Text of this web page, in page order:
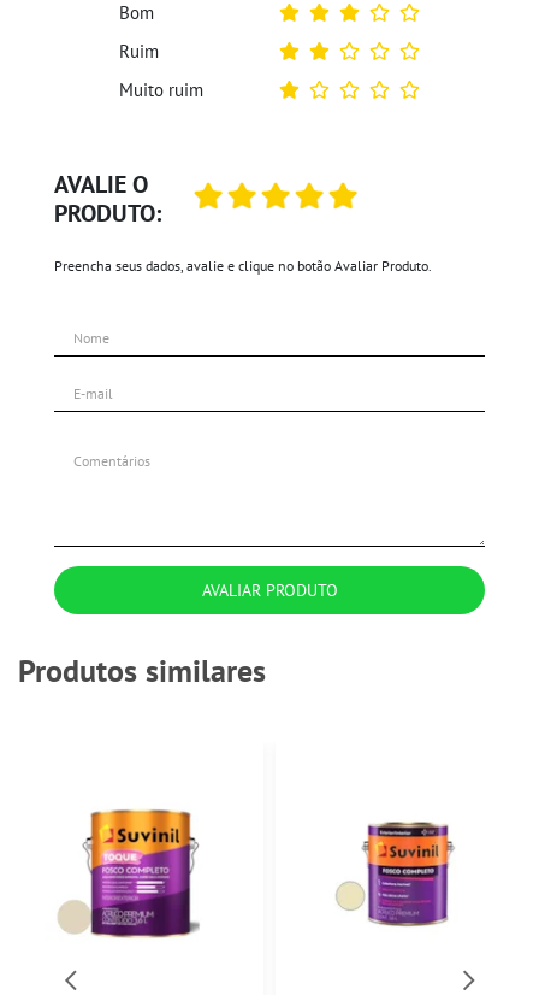
AVALIE O
PRODUTO:
Preencha seus dados, avalie e clique no botão Avaliar Produto.
AVALIAR PRODUTO
Bom
Ruim
Muito ruim
Produtos similares